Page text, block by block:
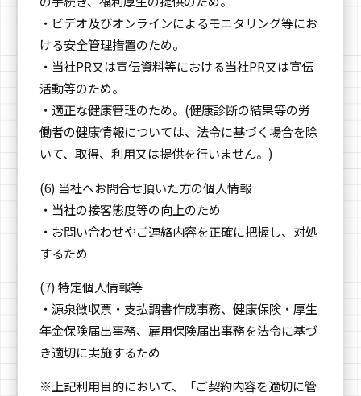
・ビデオ及びオンラインによるモニタリング等にお
ける安全管理措置のため。
・当社PR又は宣伝資料等における当社PR又は宣伝
活動等のため。
・適正な健康管理のため。(健康診断の結果等の労
働者の健康情報については、法令に基づく場合を除
いて、取得、利用又は提供を行いません。)
(6) 当社へお問合せ頂いた方の個人情報
・当社の接客態度等の向上のため
・お問い合わせやご連絡内容を正確に把握し、対処
するため
(7) 特定個人情報等
・源泉徴収票・支払調書作成事務、健康保険・厚生
年金保険届出事務、雇用保険届出事務を法令に基づ
き適切に実施するため
※上記利用目的において、「ご契約内容を適切に管